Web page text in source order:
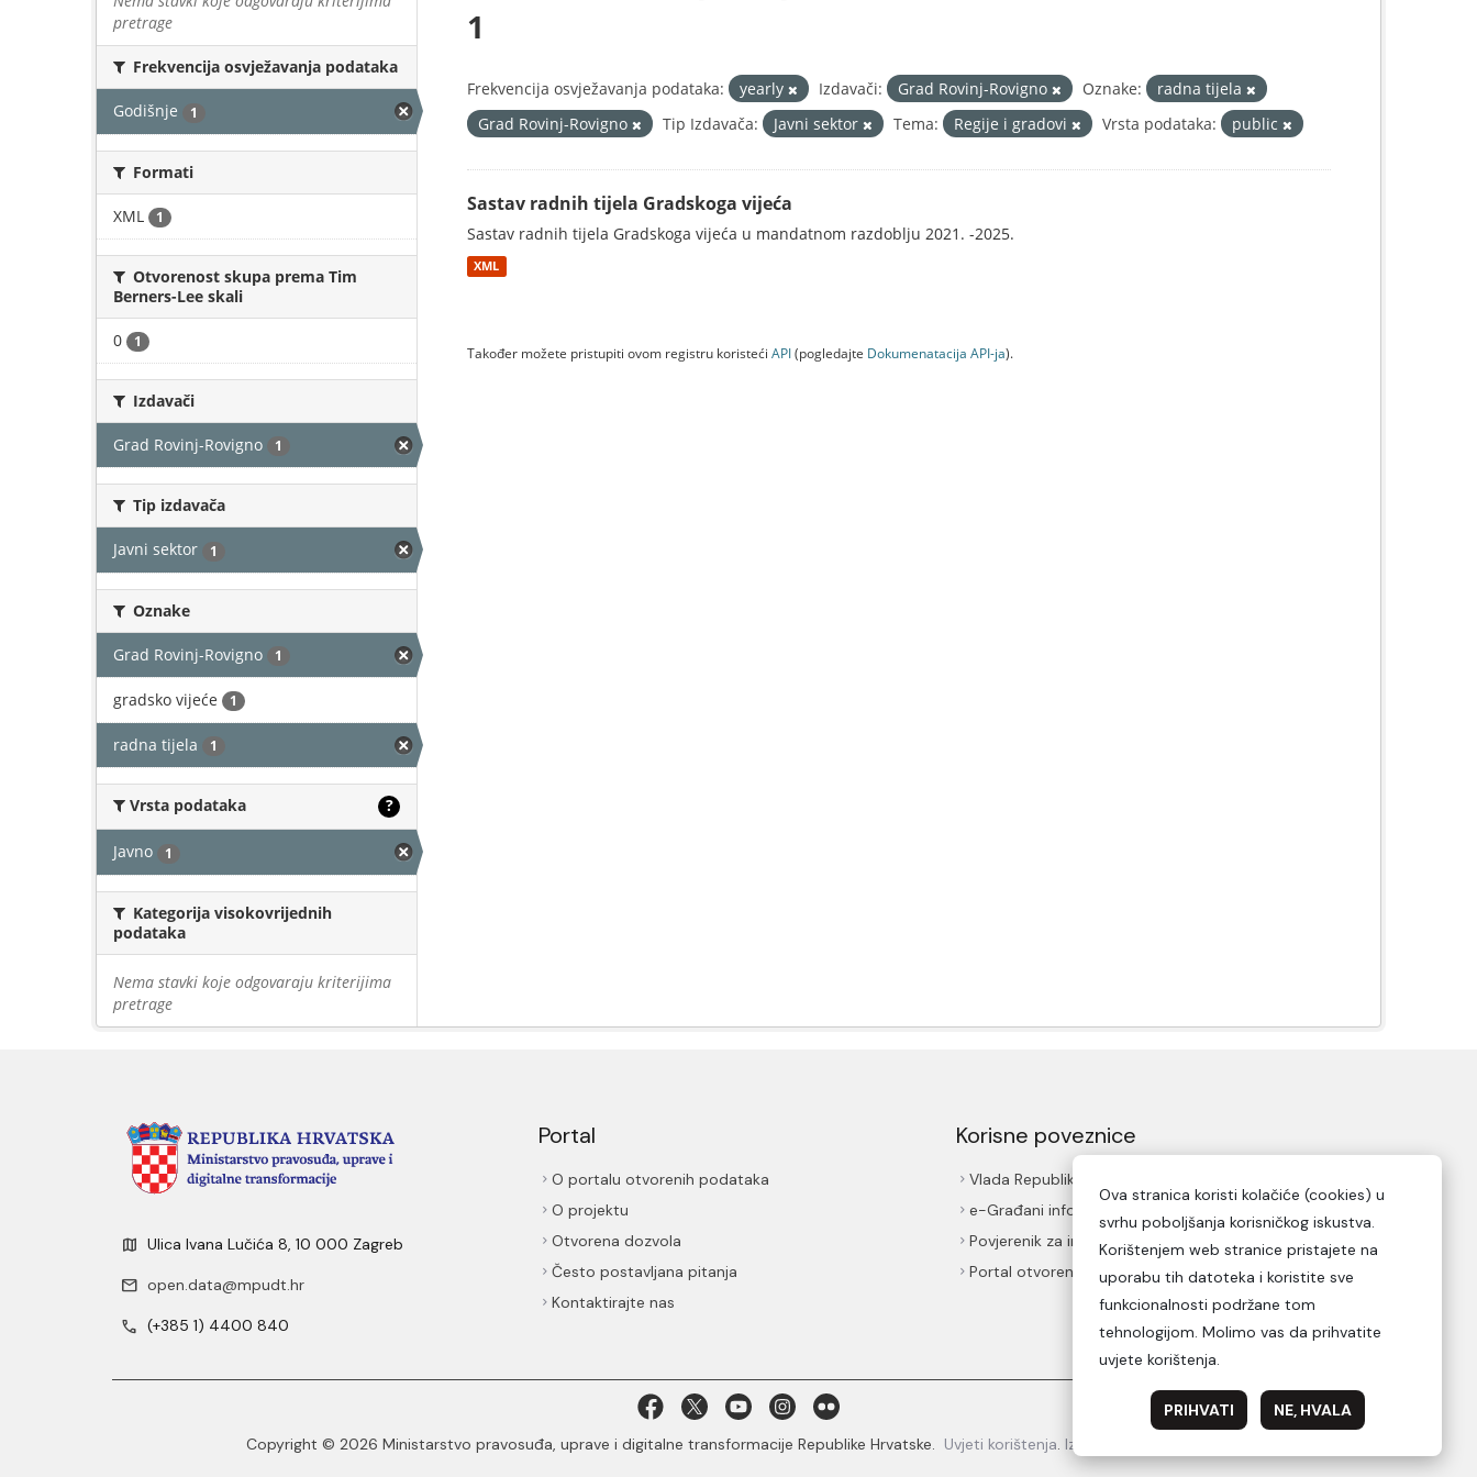
pretrage
Frekvencija osvježavanja podataka
Godišnje 1
Formati
XML 1
Otvorenost skupa prema Tim
Berners-Lee skali
0 1
Izdavači
Grad Rovinj-Rovigno 1
Tip izdavača
Javni sektor 1
Oznake
Grad Rovinj-Rovigno 1
gradsko vijeće 1
radna tijela 1
Vrsta podataka ?
Javno 1
Kategorija visokovrijednih
podataka
Nema stavki koje odgovaraju kriterijima
pretrage
1
Frekvencija osvježavanja podataka: yearly Izdavači: Grad Rovinj-Rovigno Oznake:
radna tijela
Grad Rovinj-Rovigno
Tip Izdavača: Javni sektor Tema: Regije i gradovi Vrsta podataka: public
Sastav radnih tijela Gradskoga vijeća
Sastav radnih tijela Gradskoga vijeća u mandatnom razdoblju 2021. -2025.
XML
Također možete pristupiti ovom registru koristeći API(pogledajte Dokumenаtаcijа API-jа).